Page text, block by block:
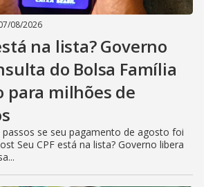
08/2026
na lista? Governo
do Bolsa Família
para milhões de
se seu pagamento de agosto foi
Seu CPF está na lista? Governo libera